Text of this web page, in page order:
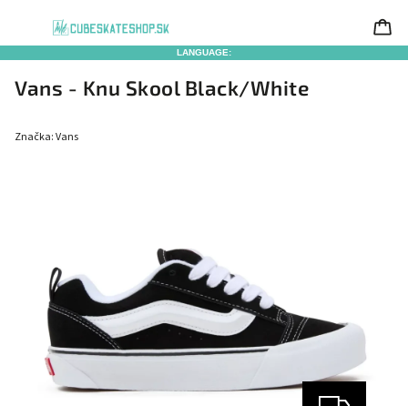
LANGUAGE:
Vans - Knu Skool Black/White
Značka:Vans